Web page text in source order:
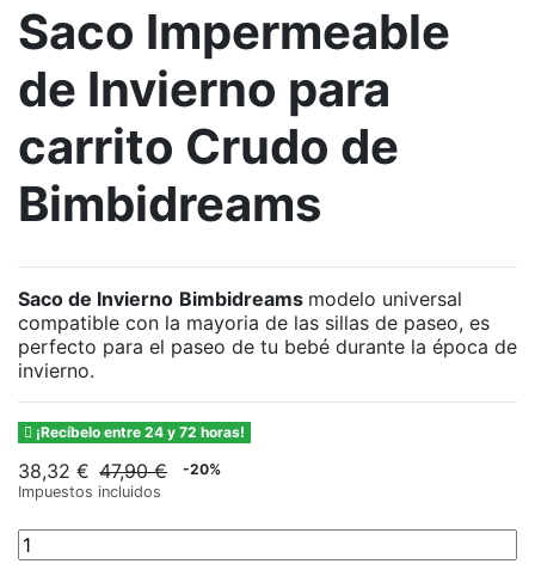
Saco Impermeable
de Invierno para
carrito Crudo de
Bimbidreams
Saco de Invierno Bimbidreams modelo universal
compatible con la mayoria de las sillas de paseo, es
perfecto para el paseo de tu bebé durante la época de
invierno.
¡Recíbelo entre 24 y 72 horas!
38,32 € 47,90 €
-20%
Impuestos incluidos